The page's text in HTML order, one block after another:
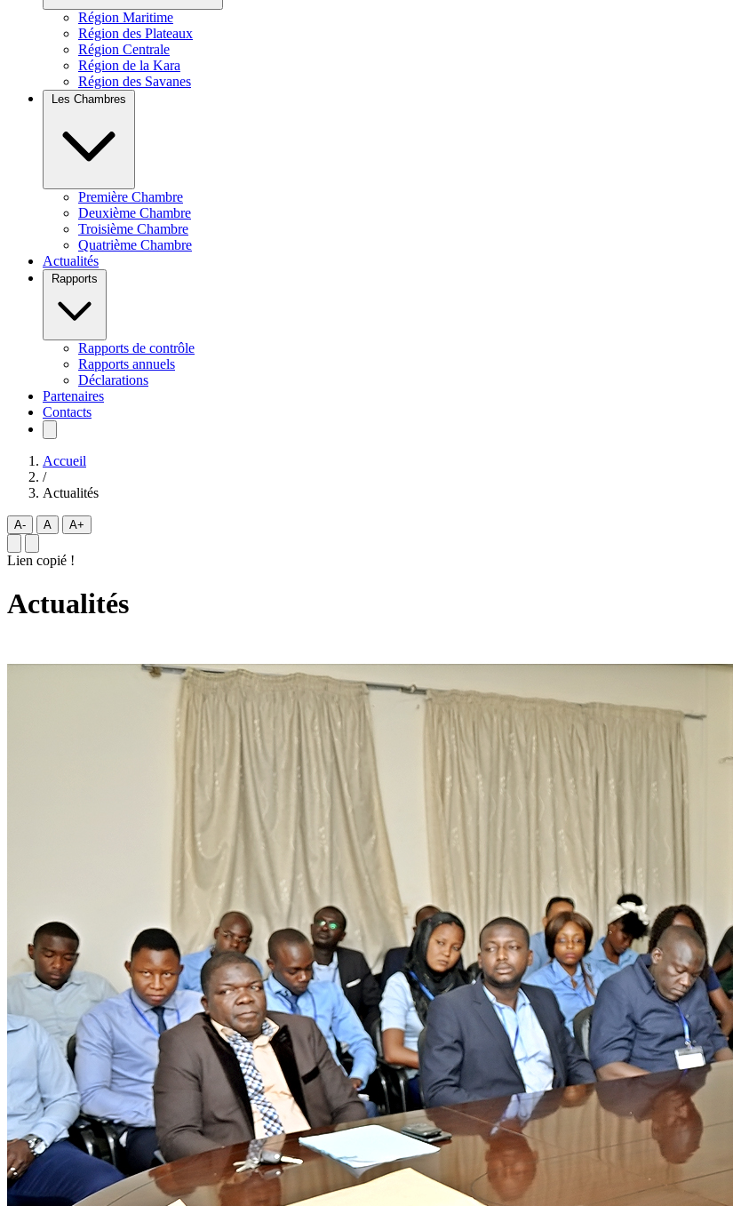
Région Maritime
Région des Plateaux
Région Centrale
Région de la Kara
Région des Savanes
Première Chambre
Deuxième Chambre
Troisième Chambre
Quatrième Chambre
Actualités
Rapports de contrôle
Rapports annuels
Déclarations
Partenaires
Contacts
Accueil
/
Actualités
A- A A+
Lien copié !
Actualités